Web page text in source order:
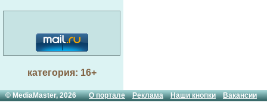
категория: 16+
© MediaMaster, 2026О портале Реклама Наши кнопки Вакансии